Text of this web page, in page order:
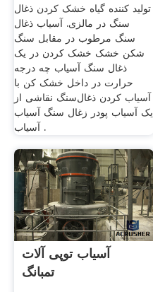
تولید کننده گیاه خشک کردن ذغال
سنگ در مالزی. آسیاب ذغال
سنگ مرطوب در مقابل سنگ
شکن خشک خشک کردن در یک
ذغال سنگ آسیاب چه درجه
حرارت در داخل خشک کن با
آسیاب کردن ذغال‌سنگ نقاشی از
یک آسیاب پودر زغال سنگ آسیاب
آسیاب .
آسیاب توپی آلات
تمبانگ